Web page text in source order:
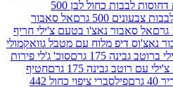
BOULOS סוכריות דחוסות לבבות כחול לבן 500
אל סאבור
נאצ'ו בטעם צ'ילי חריף
מלוח עם מטבל גוואקמולי
גרם
סוכ' ג'לי פירות
175 גרם
חטיף
פילסברי ציפוי כחול 442